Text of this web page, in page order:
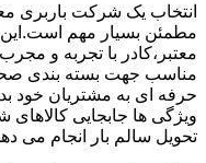
انتخاب یک شرکت باربری
مطمئن بسیار مهم است.این
معتبر،کادر با تجربه و
مناسب جهت بسته بندی
حرفه ای به مشتریان خود
ویژگی ها جابجایی
تحویل سالم بار انجام می